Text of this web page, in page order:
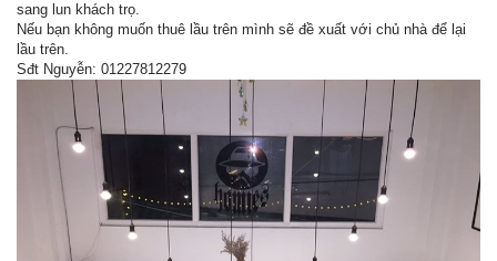
sang lun khách trọ.
Nếu bạn không muốn thuê lầu trên mình sẽ đề xuất với chủ nhà để lại
lầu trên.
Sđt Nguyễn: 01227812279